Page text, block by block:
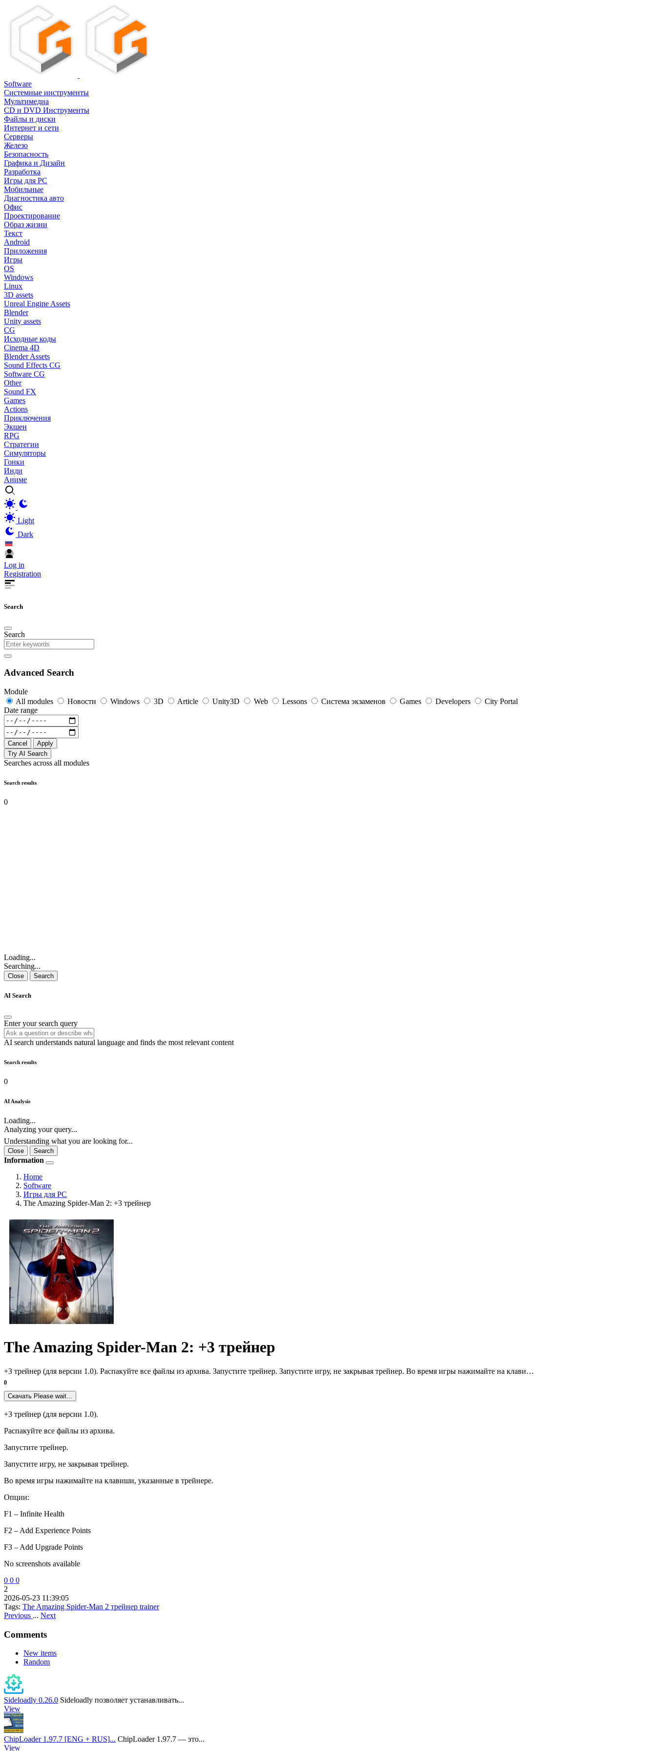
Software
Системные инструменты
Мультимедиа
CD и DVD Инструменты
Файлы и диски
Интернет и сети
Серверы
Железо
Безопасность
Графика и Дизайн
Разработка
Игры для PC
Мобильные
Диагностика авто
Офис
Проектирование
Образ жизни
Текст
Android
Приложения
Игры
OS
Windows
Linux
3D assets
Unreal Engine Assets
Blender
Unity assets
CG
Исходные коды
Cinema 4D
Blender Assets
Sound Effects CG
Software CG
Other
Sound FX
Games
Actions
Приключения
Экшен
RPG
Стратегии
Симуляторы
Гонки
Инди
Аниме
Light
Dark
Log in
Registration
Search
Search
Advanced Search
Module
All modules
Новости Windows 3D Article Unity3D Web Lessons Система экзаменов Games Developers
City Portal
Date range
Cancel
Apply
Try AI Search
Searches across all modules
Search results
0
Loading...
Searching...
Close Search
AI Search
Enter your search query
AI search understands natural language and finds the most relevant content
Search results
0
AI Analysis
Loading...
Analyzing your query...
Understanding what you are looking for...
Close Search
Information
Home
Software
Игры для PC
The Amazing Spider-Man 2: +3 трейнер
The Amazing Spider-Man 2: +3 трейнер
+3 трейнер (для версии 1.0). Распакуйте все файлы из архива. Запустите трейнер. Запустите игру, не закрывая трейнер. Во время игры нажимайте на клави…
0
Скачать Please wait...
+3 трейнер (для версии 1.0).
Распакуйте все файлы из архива.
Запустите трейнер.
Запустите игру, не закрывая трейнер.
Во время игры нажимайте на клавиши, указанные в трейнере.
Опции:
F1 – Infinite Health
F2 – Add Experience Points
F3 – Add Upgrade Points
No screenshots available
0 0 0
2
2026-05-23 11:39:05
Tags: The Amazing Spider-Man 2 трейнер trainer
Previous ... Next
Comments
New items
Random
Sideloadly 0.26.0 Sideloadly позволяет устанавливать...
View
ChipLoader 1.97.7 [ENG + RUS]... ChipLoader 1.97.7 — это...
View